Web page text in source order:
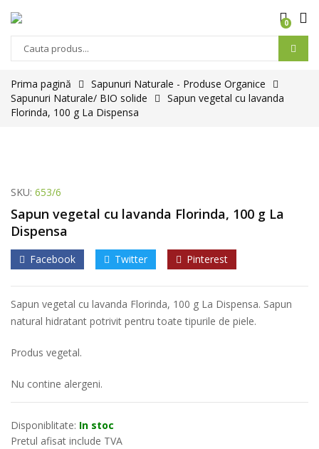
0
Prima pagină
Sapunuri Naturale - Produse Organice
Sapunuri Naturale/ BIO solide
Sapun vegetal cu lavanda
Florinda, 100 g La Dispensa
SKU: 653/6
Sapun vegetal cu lavanda Florinda, 100 g La
Dispensa
Facebook Twitter Pinterest
Sapun vegetal cu lavanda Florinda, 100 g La Dispensa. Sapun
natural hidratant potrivit pentru toate tipurile de piele.
Produs vegetal.
Nu contine alergeni.
Disponiblitate: In stoc
Pretul afisat include TVA